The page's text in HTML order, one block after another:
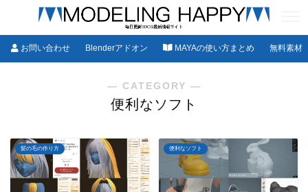
お問い合わせ Blenderアドオン MAYAの使い方まとめ 無料素材
― CATEGORY ―
便利なソフト
髪の毛の作り方 便利なソフト